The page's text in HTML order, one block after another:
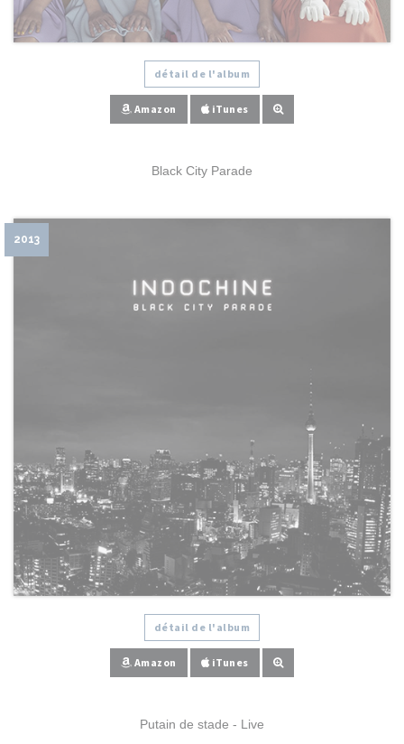
détail de l'album
Amazon iTunes
Black City Parade
2013
détail de l'album
Amazon iTunes
Putain de stade - Live